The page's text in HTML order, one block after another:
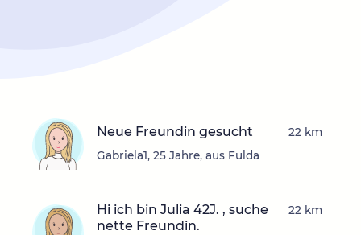
Neue Freundin gesucht
Gabriela1, 25 Jahre, aus Fulda
22 km
Hi ich bin Julia 42J. , suche
nette Freundin.
22 km